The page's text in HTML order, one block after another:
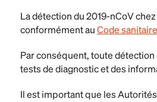
La détection du 2019-nCoV
conformément auCode
Par conséquent, toute
tests de diagnostic et des
Il est important que les